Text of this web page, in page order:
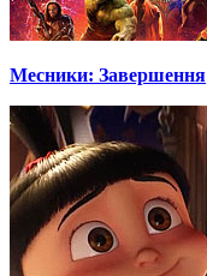
Месники: Завершення